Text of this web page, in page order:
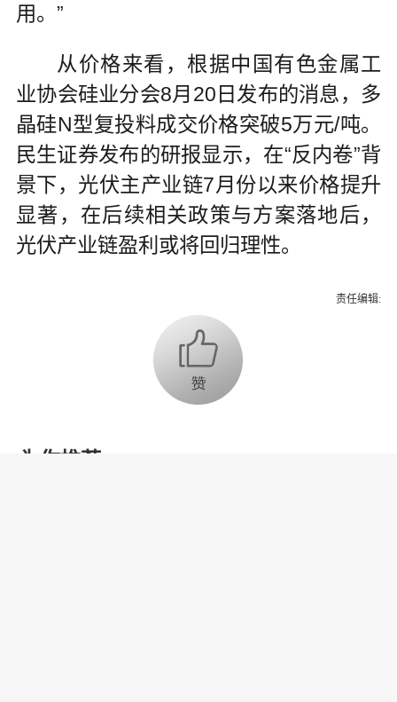
用。”
从价格来看，根据中国有色金属工
业协会硅业分会8月20日发布的消息，多
晶硅N型复投料成交价格突破5万元/吨。
民生证券发布的研报显示，在“反内卷”背
景下，光伏主产业链7月份以来价格提升
显著，在后续相关政策与方案落地后，
光伏产业链盈利或将回归理性。
责任编辑:
为你推荐